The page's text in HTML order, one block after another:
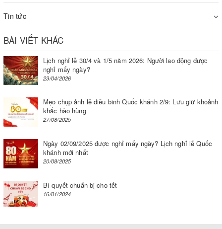
bạn cũng không thể lơ là được. Bạn cần đảm bảo
nguồn điện ổn định, dùng đúng cách, nhấn thả đúng
lúc để có được kết quả tốt nhất.
Tin tức
BÀI VIẾT KHÁC
Lịch nghỉ lễ 30/4 và 1/5 năm 2026: Người lao động được
nghỉ mấy ngày?
23/04/2026
Mẹo chụp ảnh lễ diễu binh Quốc khánh 2/9: Lưu giữ khoảnh
khắc hào hùng
27/08/2025
Ngày 02/09/2025 được nghỉ mấy ngày? Lịch nghỉ lễ Quốc
khánh mới nhất
20/08/2025
Bí quyết chuẩn bị cho tết
16/01/2024